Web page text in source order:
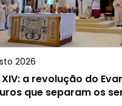
2026
XIV: a revolução do
que separam os